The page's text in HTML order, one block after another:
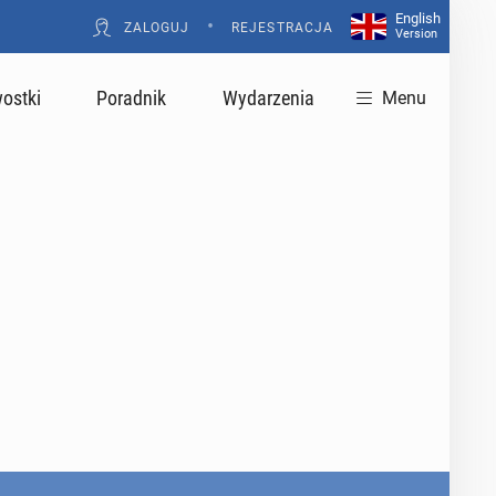
ZALOGUJ • REJESTRACJA
English
Version
Poradnik Wydarzenia Menu